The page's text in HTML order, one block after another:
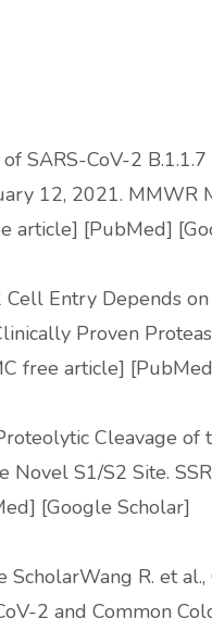
SARS-CoV-2
12, 2021.
article] [PubMed]
Entry Depends
Proven
free article]
Cleavage of
Novel S1/S2 Site.
[Google Scholar]
R. et al.,
2 and Common